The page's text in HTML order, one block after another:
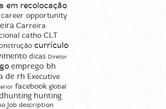
em recolocação
career opportunity
Carreira
catho CLT
currículo
dicas Diretor
emprego bh
de rh Executive
facebook global
hunting
Job description